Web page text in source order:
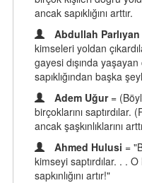
ancak sapıklığını arttır.
Abdullah Parlıyan
kimseleri yoldan
gayesi dışında yaşayan
sapıklığından başka
Adem Uğur =
birçoklarını
ancak şaşkınlıklarını
Ahmed Hulusi =
kimseyi saptırdılar. . .
sapkınlığını artır!"